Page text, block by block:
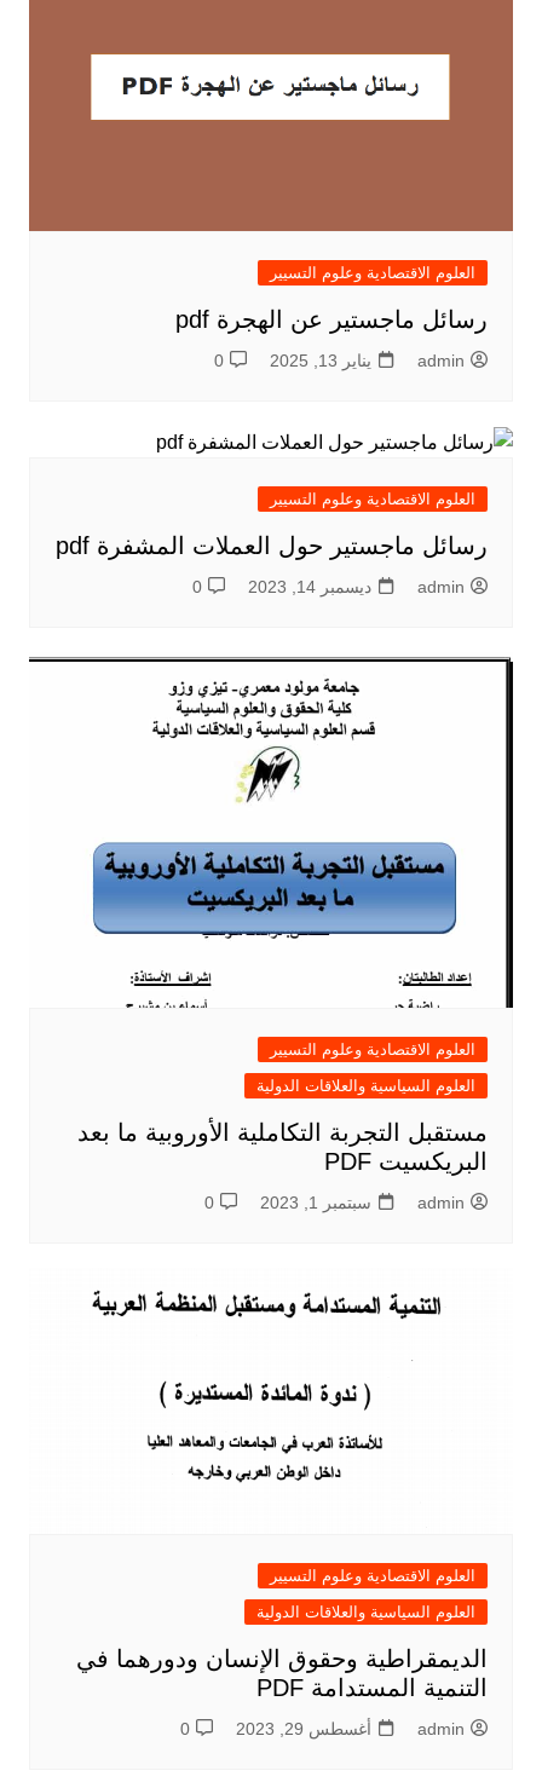
العلوم الاقتصادية وعلوم التسيير
رسائل ماجستير عن الهجرة pdf
admin يناير 13, 2025 0
العلوم الاقتصادية وعلوم التسيير
رسائل ماجستير حول العملات المشفرة pdf
admin ديسمبر 14, 2023 0
العلوم الاقتصادية وعلوم التسيير
العلوم السياسية والعلاقات الدولية
مستقبل التجربة التكاملية الأوروبية ما بعد
البريكسيت PDF
admin سبتمبر 1, 2023 0
العلوم الاقتصادية وعلوم التسيير
العلوم السياسية والعلاقات الدولية
الديمقراطية وحقوق الإنسان ودورهما في
التنمية المستدامة PDF
admin أغسطس 29, 2023 0